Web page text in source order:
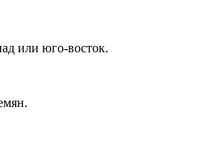
или юго-восток.